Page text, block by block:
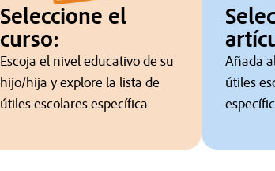
Seleccione el
curso:
Escoja el nivel educativo de su
hijo/hija y explore la lista de
útiles escolares específica.
Añada
útiles